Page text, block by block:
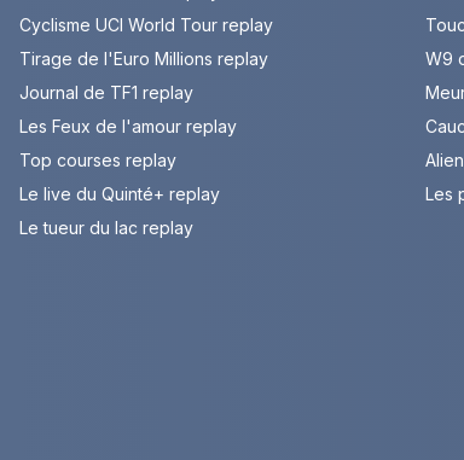
Cyclisme UCI World Tour replay
Tirage de l'Euro Millions replay
Journal de TF1 replay
Les Feux de l'amour replay
Top courses replay
Le live du Quinté+ replay
Le tueur du lac replay
W9
Les